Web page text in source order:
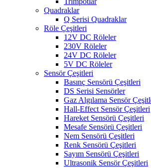
Quadraklar
Q Serisi Quadraklar
Röle Çeşitleri
12V DC Röleler
230V Röleler
24V DC Röleler
5V DC Röleler
Sensör Çeşitleri
Basınç Sensörü Çeşitleri
DS Serisi Sensörler
Gaz Algılama Sensör
Hall-Effect Sensör Çeşitleri
Hareket Sensörü Çeşitleri
Mesafe Sensörü Çeşitleri
Nem Sensörü Çeşitleri
Renk Sensörü Çeşitleri
Sayım Sensörü Çeşitleri
Ultrasonik Sensör Çeşitleri